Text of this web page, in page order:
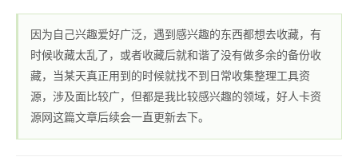
因为自己兴趣爱好广泛，遇到感兴趣的东西都想去收藏，有
时候收藏太乱了，或者收藏后就和谐了没有做多余的备份收
藏，当某天真正用到的时候就找不到日常收集整理工具资
源，涉及面比较广，但都是我比较感兴趣的领域，好人卡资
源网这篇文章后续会一直更新去下。